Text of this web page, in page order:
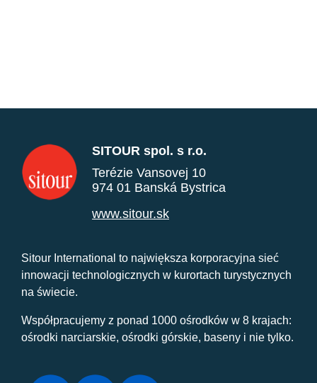
SITOUR spol. s r.o.
Terézie Vansovej 10
974 01 Banská Bystrica
www.sitour.sk
Sitour International to największa korporacyjna sieć
innowacji technologicznych w kurortach turystycznych
na świecie.
Współpracujemy z ponad 1000 ośrodków w 8 krajach:
ośrodki narciarskie, ośrodki górskie, baseny i nie tylko.